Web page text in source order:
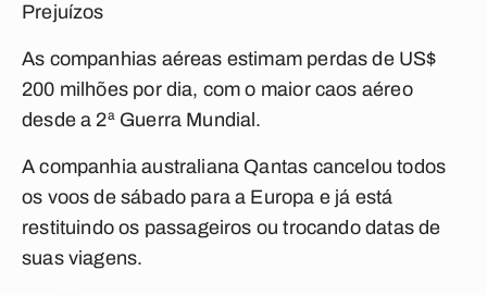
Prejuízos
As companhias aéreas estimam perdas de US$
200 milhões por dia, com o maior caos aéreo
desde a 2ª Guerra Mundial.
A companhia australiana Qantas cancelou todos
os voos de sábado para a Europa e já está
restituindo os passageiros ou trocando datas de
suas viagens.